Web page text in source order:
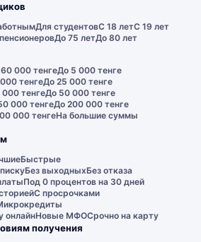
Для студентовС 18 летС 19 лет
До 75 летДо 80 лет
000 тенгеДо 5 000 тенге
тенгеДо 25 000 тенге
тенгеДо 50 000 тенге
000 тенгеДо 200 000 тенге
000 тенгеНа большие суммы
Быстрые
Без выходныхБез отказа
Под 0 процентов на 30 дней
С просрочками
онлайнНовые МФОСрочно на карту
получения